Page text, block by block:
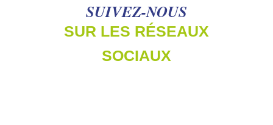
SUIVEZ-NOUS
SUR LES RÉSEAUX
SOCIAUX